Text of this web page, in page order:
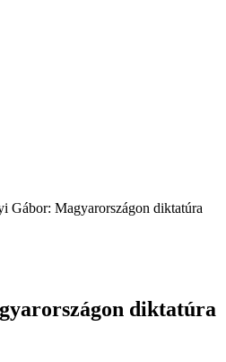
Gábor: Magyarországon diktatúra
diktatúra